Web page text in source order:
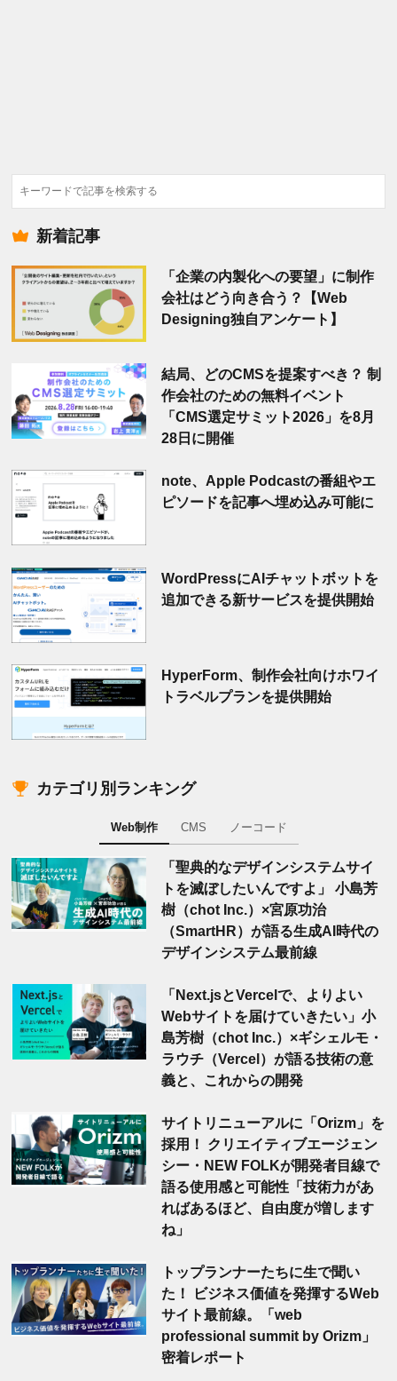
検
索
新着記事
「企業の内製化への要望」に制作
会社はどう向き合う？【Web
Designing独自アンケート】
結局、どのCMSを提案すべき？ 制
作会社のための無料イベント
「CMS選定サミット2026」を8月
28日に開催
note、Apple Podcastの番組やエ
ピソードを記事へ埋め込み可能に
WordPressにAIチャットボットを
追加できる新サービスを提供開始
HyperForm、制作会社向けホワイ
トラベルプランを提供開始
カテゴリ別ランキング
Web制作 CMS ノーコード
「聖典的なデザインシステムサイ
トを滅ぼしたいんですよ」 小島芳
樹（chot Inc.）×宮原功治
（SmartHR）が語る生成AI時代の
デザインシステム最前線
「Next.jsとVercelで、よりよい
Webサイトを届けていきたい」小
島芳樹（chot Inc.）×ギシェルモ・
ラウチ（Vercel）が語る技術の意
義と、これからの開発
サイトリニューアルに「Orizm」を
採用！ クリエイティブエージェン
シー・NEW FOLKが開発者目線で
語る使用感と可能性「技術力があ
ればあるほど、自由度が増します
ね」
トップランナーたちに生で聞い
た！ ビジネス価値を発揮するWeb
サイト最前線。「web
professional summit by Orizm」
密着レポート